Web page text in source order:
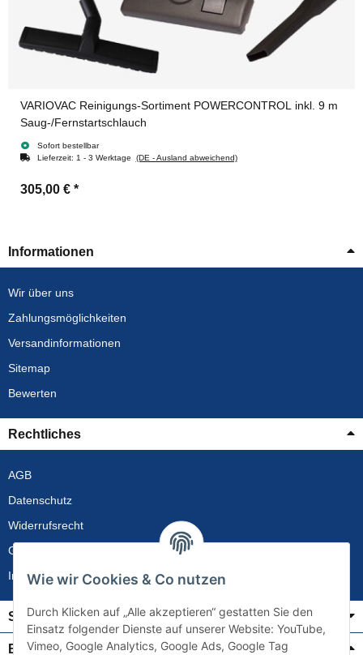
VARIOVAC Reinigungs-Sortiment POWERCONTROL inkl. 9 m
Saug-/Fernstartschlauch
Sofort bestellbar
Lieferzeit: 1 - 3 Werktage (DE - Ausland abweichend)
305,00 € *
Informationen
Wir über uns
Zahlungsmöglichkeiten
Versandinformationen
Sitemap
Bewerten
Rechtliches
AGB
Datenschutz
Widerrufsrecht
Gewährleistung
Impressum
Service
Bezahlung & Versand
Wie wir Cookies & Co nutzen
Durch Klicken auf „Alle akzeptieren“ gestatten Sie den
Einsatz folgender Dienste auf unserer Website: YouTube,
Vimeo, Google Analytics, Google Ads, Google Tag